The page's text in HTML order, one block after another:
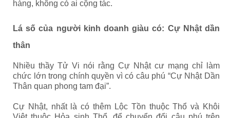
hàng, không có ai cộng tác.
Lá số của người kinh doanh giàu có: Cự Nhật dần
thân
Nhiều thầy Tử Vi nói rằng Cự Nhật cư mạng chỉ làm
chức lớn trong chính quyền vì có câu phú “Cự Nhật Dần
Thân quan phong tam đại”.
Cự Nhật, nhất là có thêm Lộc Tồn thuộc Thổ và Khôi